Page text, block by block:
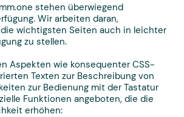
stehen überwiegend
Wir arbeiten daran,
wichtigsten Seiten auch in leichter
zu stellen.
Aspekten wie konsequenter CSS-
Texten zur Beschreibung von
zur Bedienung mit der Tastatur
Funktionen angeboten, die die
erhöhen: